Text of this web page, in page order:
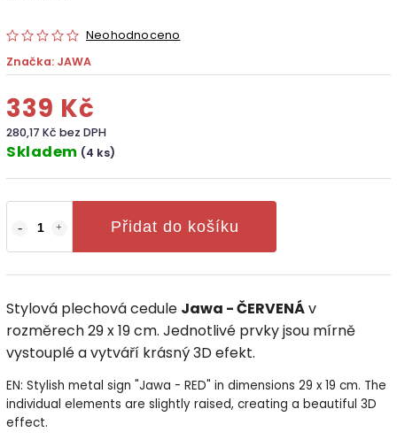
Neohodnoceno
Značka: JAWA
339 Kč
280,17 Kč bez DPH
Skladem (4 ks)
Přidat do košíku
Stylová plechová cedule Jawa - ČERVENÁv
rozměrech 29 x 19 cm. Jednotlivé prvky jsou mírně
vystouplé a vytváří krásný 3D efekt.
EN: Stylish metal sign "Jawa - RED" in dimensions 29 x 19 cm. The
individual elements are slightly raised, creating a beautiful 3D
effect.